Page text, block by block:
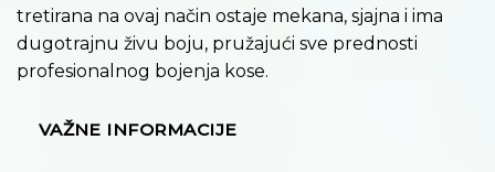
tretirana na ovaj način ostaje mekana, sjajna i ima
dugotrajnu živu boju, pružajući sve prednosti
profesionalnog bojenja kose.
VAŽNE INFORMACIJE